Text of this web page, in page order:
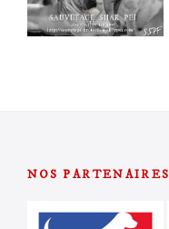
NOS PARTENAIRES